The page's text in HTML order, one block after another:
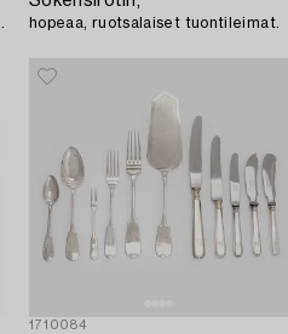
hopeaa, ruotsalaiset tuontileimat.
1710084